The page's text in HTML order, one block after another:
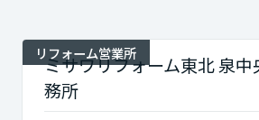
リフォーム営業所
ミサワリフォーム東北 泉中
務所